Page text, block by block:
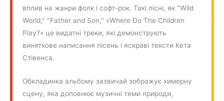
вплив на жанри фолк і софт-рок. Такі пісні, як "Wild
World," "Father and Son," «Where Do The Children
Play?» це видатні треки, які демонструють
виняткове написання пісень і яскраві тексти Кета
Стівенса.
Обкладинка альбому зазвичай зображує химерну
сцену, яка доповнює музичні теми природи,